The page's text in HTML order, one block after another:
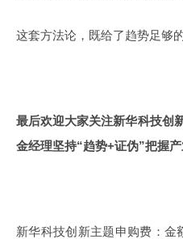
这套方法论，既给了趋势足够
最后欢迎大家关注新华科技创
金经理坚持“趋势+证伪”把握产
新华科技创新主题申购费：金